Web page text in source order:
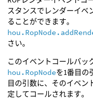
スタンスでレンダーイベ
ることができます。
さい。
このイベントコールバッ
hou.RopNodeを1番目の
目の引数に、そのイベン
定してコールされます。